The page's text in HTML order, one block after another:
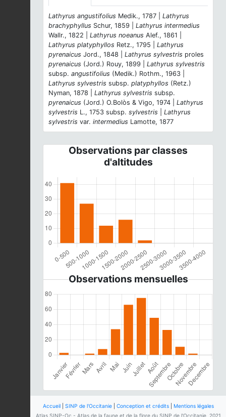
Lathyrus angustifolius Medik., 1787 | Lathyrus
brachyphyllus Schur, 1859 | Lathyrus intermedius
Wallr., 1822 | Lathyrus noeanus Alef., 1861 |
Lathyrus platyphyllos Retz., 1795 | Lathyrus
pyrenaicus Jord., 1848 | Lathyrus sylvestris proles
pyrenaicus (Jord.) Rouy, 1899 | Lathyrus sylvestris
subsp. angustifolius (Medik.) Rothm., 1963 |
Lathyrus sylvestris subsp. platyphyllos (Retz.)
Nyman, 1878 | Lathyrus sylvestris subsp.
pyrenaicus (Jord.) O.Bolòs & Vigo, 1974 | Lathyrus
sylvestris L., 1753 subsp. sylvestris
Lathyrus
sylvestris var. intermedius Lamotte, 1877
Observations par classes
d'altitudes
Observations mensuelles
Accueil| SINP de l'Occitanie| Conception et crédits| Mentions légales
Atlas SINP-Oc - Atlas de la faune et de la flore du SINP de l'Occitanie, 2021